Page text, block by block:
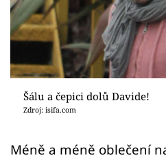
Sex a vztahy
Videa
Sledujte prima+
Šálu a čepici dolů Davide!
Zdroj: isifa.com
Méně a méně oblečení